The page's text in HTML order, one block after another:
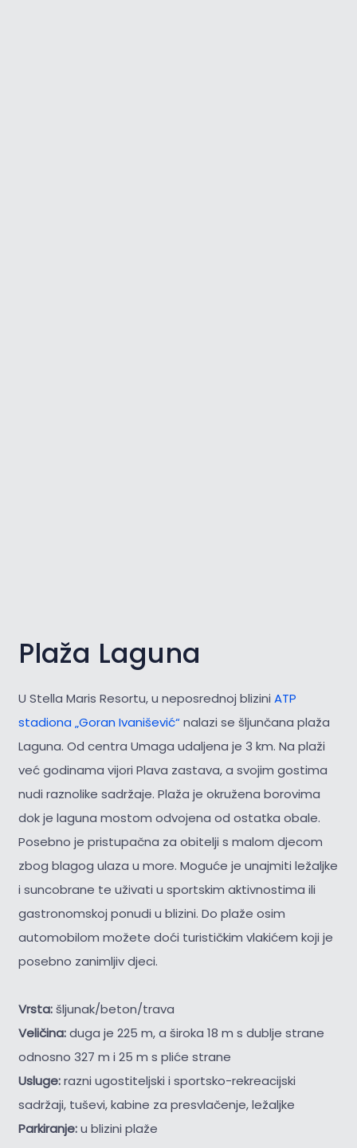
Plaža Laguna
U Stella Maris Resortu, u neposrednoj blizini ATP
stadiona „Goran Ivanišević“ nalazi se šljunčana plaža
Laguna. Od centra Umaga udaljena je 3 km. Na plaži
već godinama vijori Plava zastava, a svojim gostima
nudi raznolike sadržaje. Plaža je okružena borovima
dok je laguna mostom odvojena od ostatka obale.
Posebno je pristupačna za obitelji s malom djecom
zbog blagog ulaza u more. Moguće je unajmiti ležaljke
i suncobrane te uživati u sportskim aktivnostima ili
gastronomskoj ponudi u blizini. Do plaže osim
automobilom možete doći turističkim vlakićem koji je
posebno zanimljiv djeci.
Vrsta:šljunak/beton/trava
Veličina:duga je 225 m, a široka 18 m s dublje strane
odnosno 327 m i 25 m s pliće strane
Usluge:razni ugostiteljski i sportsko-rekreacijski
sadržaji, tuševi, kabine za presvlačenje, ležaljke
Parkiranje:u blizini plaže